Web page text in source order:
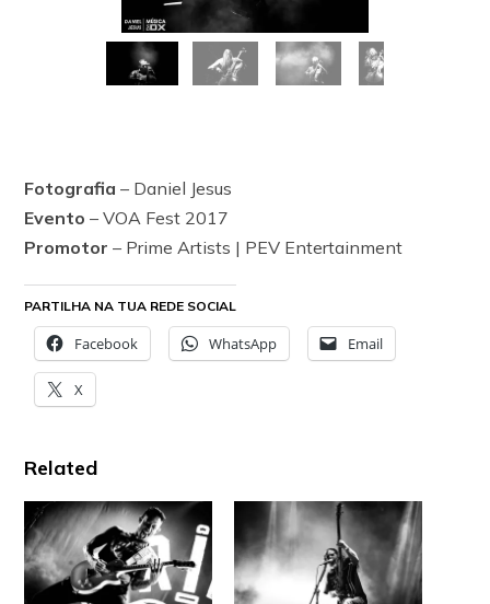
Fotografia – Daniel Jesus
Evento – VOA Fest 2017
Promotor – Prime Artists | PEV Entertainment
PARTILHA NA TUA REDE SOCIAL
Facebook WhatsApp Email
X
Related